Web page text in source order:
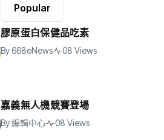
Popular
膠原蛋白保健品吃素
By668eNews 08 Views
嘉義無人機競賽登場
By編輯中心 08 Views